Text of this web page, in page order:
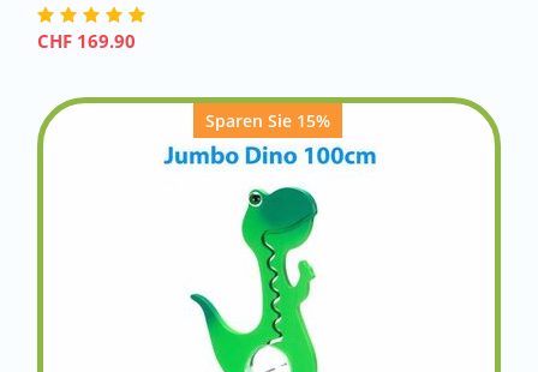
CHF 169.90
Sparen Sie 15%